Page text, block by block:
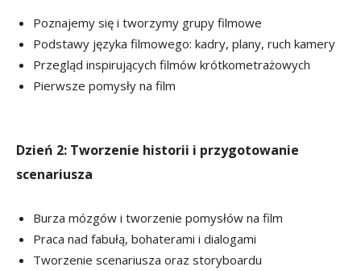
Poznajemy się i tworzymy grupy filmowe
Podstawy języka filmowego: kadry, plany, ruch kamery
Przegląd inspirujących filmów krótkometrażowych
Pierwsze pomysły na film
Dzień 2: Tworzenie historii i przygotowanie
scenariusza
Burza mózgów i tworzenie pomysłów na film
Praca nad fabułą, bohaterami i dialogami
Tworzenie scenariusza oraz storyboardu